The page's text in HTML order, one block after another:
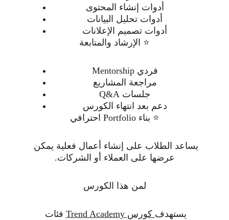
أدوات إنشاء المحتوى
أدوات تحليل البيانات
أدوات تصميم الإعلانات
⭐ الإرشاد والمتابعة
Mentorship فردي
مراجعة المشاريع
جلسات Q&A
دعم بعد انتهاء الكورس
⭐ بناء Portfolio احترافي
يساعد الطلاب على إنشاء أعمال فعلية يمكن
عرضها على العملاء أو الشركات.
لمن هذا الكورس
يستهدف كورس Trend Academy
فئات